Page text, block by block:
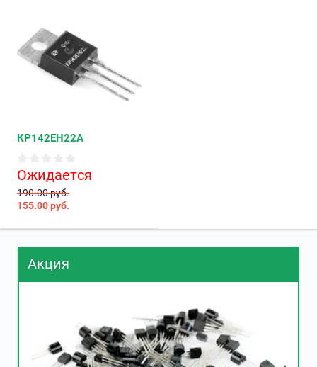
КР142ЕН22А
Ожидается
190.00 руб.
155.00руб.
Акция